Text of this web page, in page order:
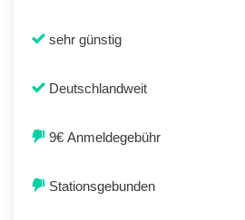
sehr günstig
Deutschlandweit
9€ Anmeldegebühr
Stationsgebunden